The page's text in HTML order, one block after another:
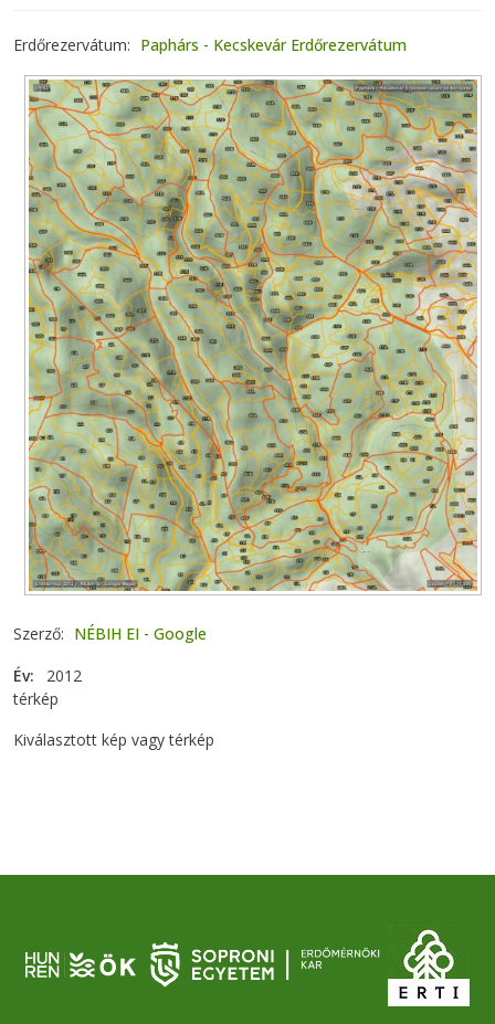
Erdőrezervátum Paphárs - Kecskevár Erdőrezervátum
Szerző
NÉBIH EI - Google
Év
2012
térkép
Kiválasztott kép vagy térkép